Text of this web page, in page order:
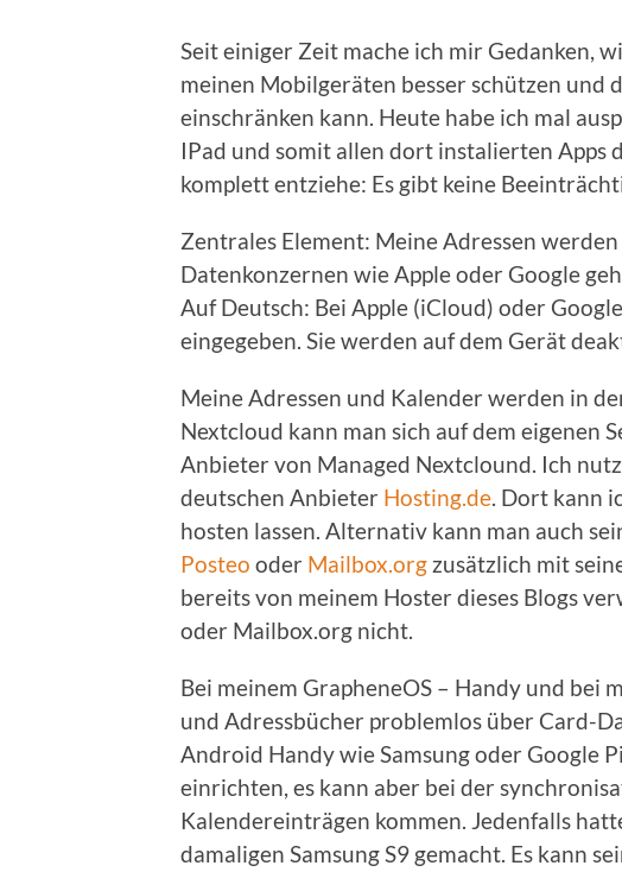
Seit einiger Zeit mache ich mir Gedanken,
meinen Mobilgeräten besser schützen und
einschränken kann. Heute habe ich mal
IPad und somit allen dort instalierten Apps
komplett entziehe: Es gibt keine
Zentrales Element: Meine Adressen
Datenkonzernen wie Apple oder Google
Auf Deutsch: Bei Apple (iCloud) oder
eingegeben. Sie werden auf dem Gerät
Meine Adressen und Kalender werden in
Nextcloud kann man sich auf dem eigenen
Anbieter von Managed Nextclound. Ich
deutschen Anbieter Hosting.de. Dort kann
hosten lassen. Alternativ kann man auch
Posteo oder Mailbox.org zusätzlich mit
bereits von meinem Hoster dieses Blogs
oder Mailbox.org nicht.
Bei meinem GrapheneOS – Handy und bei
und Adressbücher problemlos über Card-
Android Handy wie Samsung oder Google
einrichten, es kann aber bei der
Kalendereinträgen kommen. Jedenfalls
damaligen Samsung S9 gemacht. Es kann